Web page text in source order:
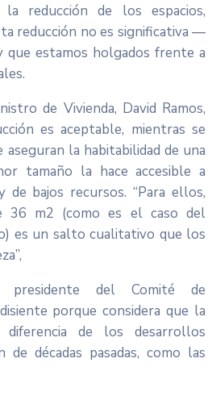
reducción de los espacios,
reducción no es significativa —
estamos holgados frente a
de Vivienda, David Ramos,
es aceptable, mientras se
la habitabilidad de una
tamaño la hace accesible a
bajos recursos. “Para ellos,
36 m2 (como es el caso del
es un salto cualitativo que los
presidente del Comité de
porque considera que la
de los desarrollos
de décadas pasadas, como las